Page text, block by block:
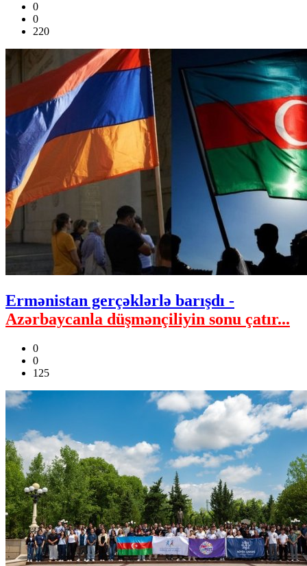
0
0
220
Ermənistan gerçəklərlə barışdı -
Azərbaycanla düşmənçiliyin sonu çatır...
0
0
125